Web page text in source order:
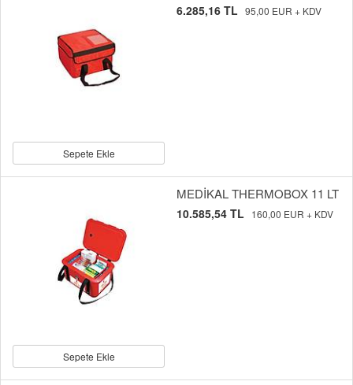
Sepete Ekle
6.285,16 TL 95,00 EUR + KDV
Sepete Ekle
MEDİKAL THERMOBOX 11 LT
10.585,54 TL 160,00 EUR + KDV